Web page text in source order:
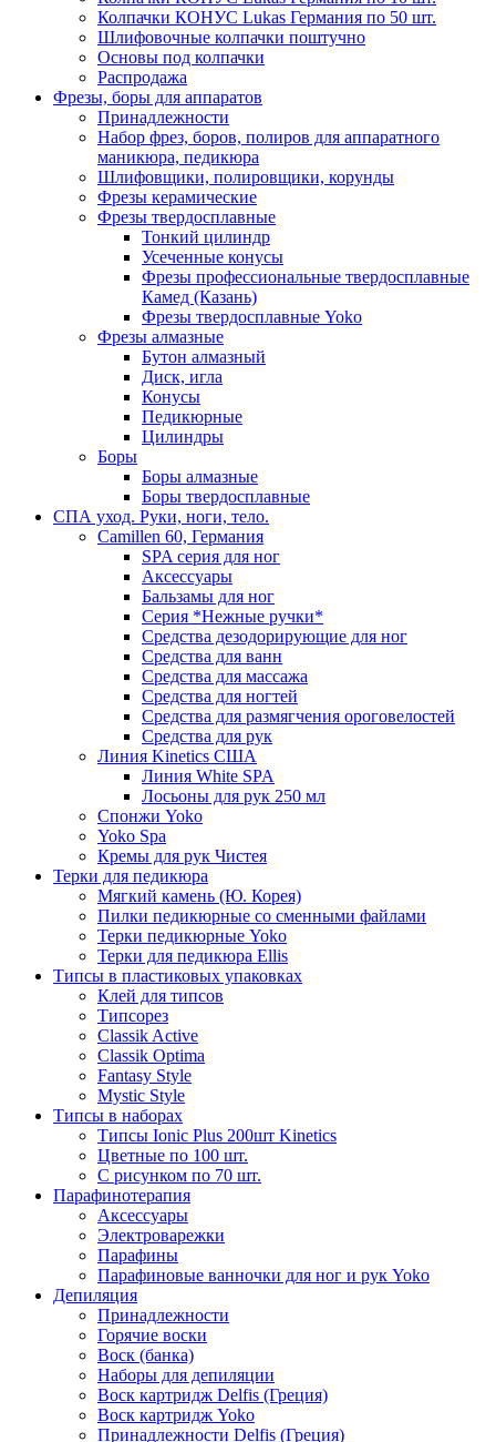
Колпачки КОНУС Lukas Германия по 50 шт.
Шлифовочные колпачки поштучно
Основы под колпачки
Распродажа
Фрезы, боры для аппаратов
Принадлежности
Набор фрез, боров, полиров для аппаратного
маникюра, педикюра
Шлифовщики, полировщики, корунды
Фрезы керамические
Фрезы твердосплавные
Тонкий цилиндр
Усеченные конусы
Фрезы профессиональные твердосплавные
Камед (Казань)
Фрезы твердосплавные Yoko
Фрезы алмазные
Бутон алмазный
Диск, игла
Конусы
Педикюрные
Цилиндры
Боры
Боры алмазные
Боры твердосплавные
СПА уход. Руки, ноги, тело.
Camillen 60, Германия
SPA серия для ног
Аксессуары
Бальзамы для ног
Серия *Нежные ручки*
Средства дезодорирующие для ног
Средства для ванн
Средства для массажа
Средства для ногтей
Средства для размягчения ороговелостей
Средства для рук
Линия Kinetics США
Линия White SPA
Лосьоны для рук 250 мл
Спонжи Yoko
Yoko Spa
Кремы для рук Чистея
Терки для педикюра
Мягкий камень (Ю. Корея)
Пилки педикюрные со сменными файлами
Терки педикюрные Yoko
Терки для педикюра Ellis
Типсы в пластиковых упаковках
Клей для типсов
Типсорез
Classik Active
Classik Optima
Fantasy Style
Mystic Style
Типсы в наборах
Типсы Ionic Plus 200шт Kinetics
Цветные по 100 шт.
С рисунком по 70 шт.
Парафинотерапия
Аксессуары
Электроварежки
Парафины
Парафиновые ванночки для ног и рук Yoko
Депиляция
Принадлежности
Горячие воски
Воск (банка)
Наборы для депиляции
Воск картридж Delfis (Греция)
Воск картридж Yoko
Принадлежности Delfis (Греция)